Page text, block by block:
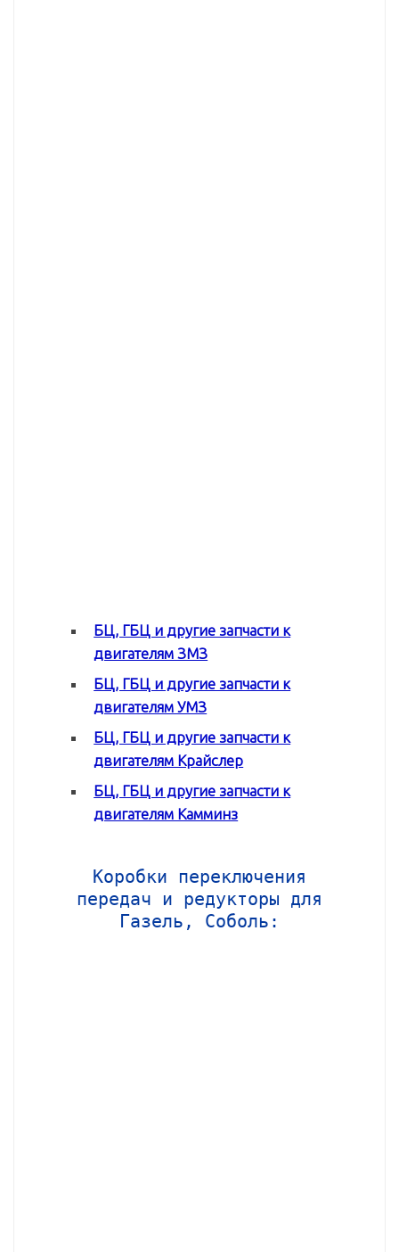
БЦ, ГБЦ и другие запчасти к
двигателям ЗМЗ
БЦ, ГБЦ и другие запчасти к
двигателям УМЗ
БЦ, ГБЦ и другие запчасти к
двигателям Крайслер
БЦ, ГБЦ и другие запчасти к
двигателям Камминз
Коробки переключения
передач и редукторы для
Газель, Соболь: